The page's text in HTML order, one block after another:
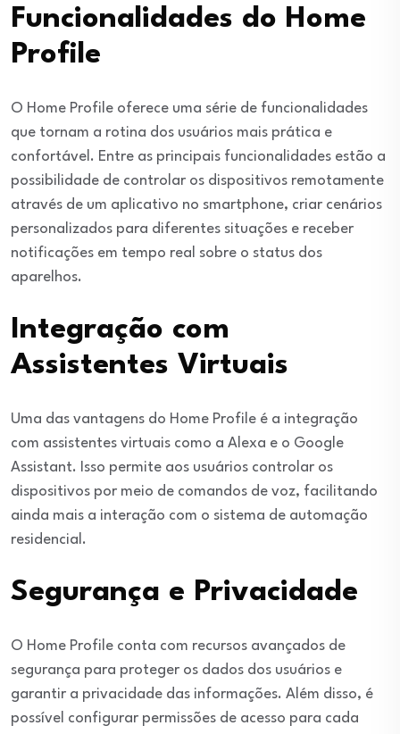
Funcionalidades do Home
Profile
O Home Profile oferece uma série de funcionalidades
que tornam a rotina dos usuários mais prática e
confortável. Entre as principais funcionalidades estão a
possibilidade de controlar os dispositivos remotamente
através de um aplicativo no smartphone, criar cenários
personalizados para diferentes situações e receber
notificações em tempo real sobre o status dos
aparelhos.
Integração com
Assistentes Virtuais
Uma das vantagens do Home Profile é a integração
com assistentes virtuais como a Alexa e o Google
Assistant. Isso permite aos usuários controlar os
dispositivos por meio de comandos de voz, facilitando
ainda mais a interação com o sistema de automação
residencial.
Segurança e Privacidade
O Home Profile conta com recursos avançados de
segurança para proteger os dados dos usuários e
garantir a privacidade das informações. Além disso, é
possível configurar permissões de acesso para cada